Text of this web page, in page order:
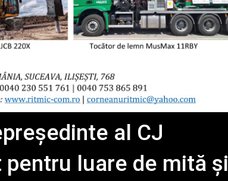
al CJ
luare de mită și